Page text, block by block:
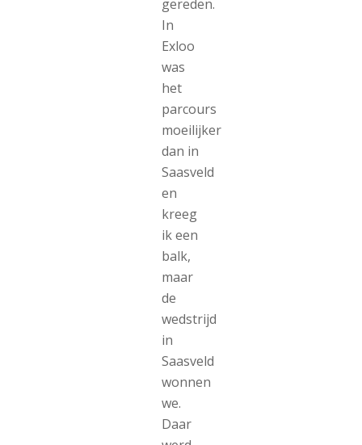
gereden.
In
Exloo
was
het
parcours
moeilijker
dan in
Saasveld
en
kreeg
ik een
balk,
maar
de
wedstrijd
in
Saasveld
wonnen
we.
Daar